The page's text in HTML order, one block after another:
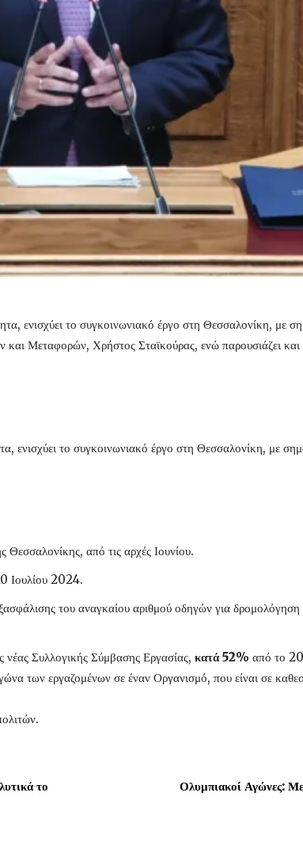
ενισχύει το συγκοινωνιακό έργο στη Θεσσαλονίκη, με
Μεταφορών, Χρήστος Σταϊκούρας, ενώ παρουσιάζει
το συγκοινωνιακό έργο στη Θεσσαλονίκη, με
από τις αρχές Ιουνίου.
Ιουλίου 2024.
του αναγκαίου αριθμού οδηγών για
νέας Συλλογικής Σύμβασης Εργασίας, κατά 52% από το
των εργαζομένων σε έναν Οργανισμό, που είναι σε
το
Ολυμπιακοί Αγώνες: Με